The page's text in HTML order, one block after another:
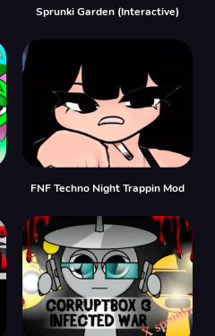
Sprunki Garden (Interactive)
FNF Techno Night Trappin Mod